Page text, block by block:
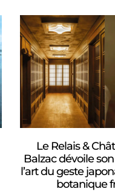
Le Relais &
Balzac dévoile
l’art du geste
botanique